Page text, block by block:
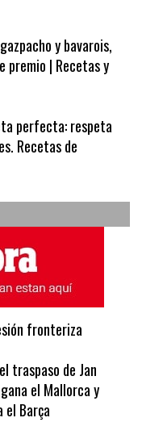
y bavarois,
premio | Recetas y
perfecta: respeta
Recetas de
fronteriza
traspaso de Jan
el Mallorca y
el Barça